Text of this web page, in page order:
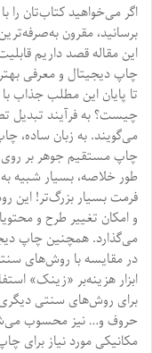
اگر می‌خواهید کتاب‌تان را
برسانید، مقرون
این مقاله قصد داریم
چاپ دیجیتال و معرفی
تا پایان این مطلب جذاب
چیست؟ به فرآیند تبدیل
می‌گویند. به زبان ساده،
چاپ مستقیم جوهر بر
طور خلاصه، بسیار شبیه
فرمت بسیار بزرگ‌تر! این
و امکان تغییر طرح و
می‌گذارد. همچنین چاپ
در مقایسه با روش‌های
ابزار هزینه‌بر «زینک»
برای روش‌های سنتی دیگری
حروف و… نیز محسوب
مکانیکی مورد نیاز برای